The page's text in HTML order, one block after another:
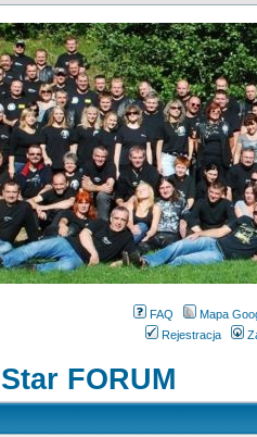
FAQ
Mapa
Rejestracja
FORUM